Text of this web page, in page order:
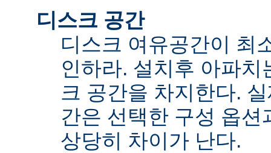
디스크 공간
디스크 여유공간이 최
인하라. 설치후 아파
크 공간을 차지한다.
간은 선택한 구성 옵
상당히 차이가 난다.